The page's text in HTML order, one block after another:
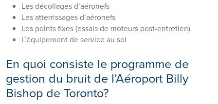
Les décollages d’aéronefs
Les atterrissages d’aéronefs
Les points fixes (essais de moteurs post-entretien)
L’équipement de service au sol
En quoi consiste le programme de
gestion du bruit de l’Aéroport Billy
Bishop de Toronto?